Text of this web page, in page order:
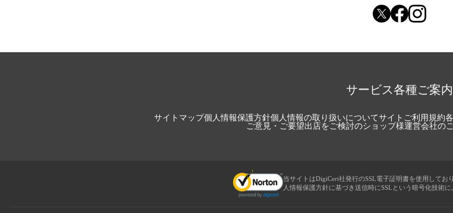
サービス各種ご案内
サイトマップ個人情報保護方針個人情報の取り扱いについてサイトご利用規約
ご意見・ご要望出店をご検討のショップ様運営会社の
当サイトはDigiCert社発行のSSL電子証明書を使用してお
人情報保護方針に基づき送信時にSSLという暗号化技術に